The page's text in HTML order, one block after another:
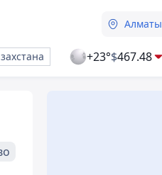
Алматы
+23°$467.48